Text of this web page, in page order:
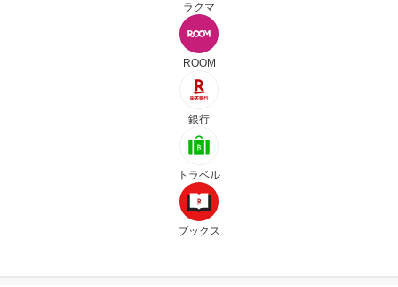
ラクマ
ROOM
銀行
トラベル
ブックス